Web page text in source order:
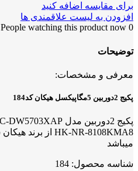
برای مقایسه اضافه کنید
افزودن به لیست علاقمندی ها
0
People watching this product now!
توضیحات
معرفی و مشخصات:
پکیج 2دوربین 5مگاپیکسل هیکان کد184
میباشد
شناسه محصول: 184